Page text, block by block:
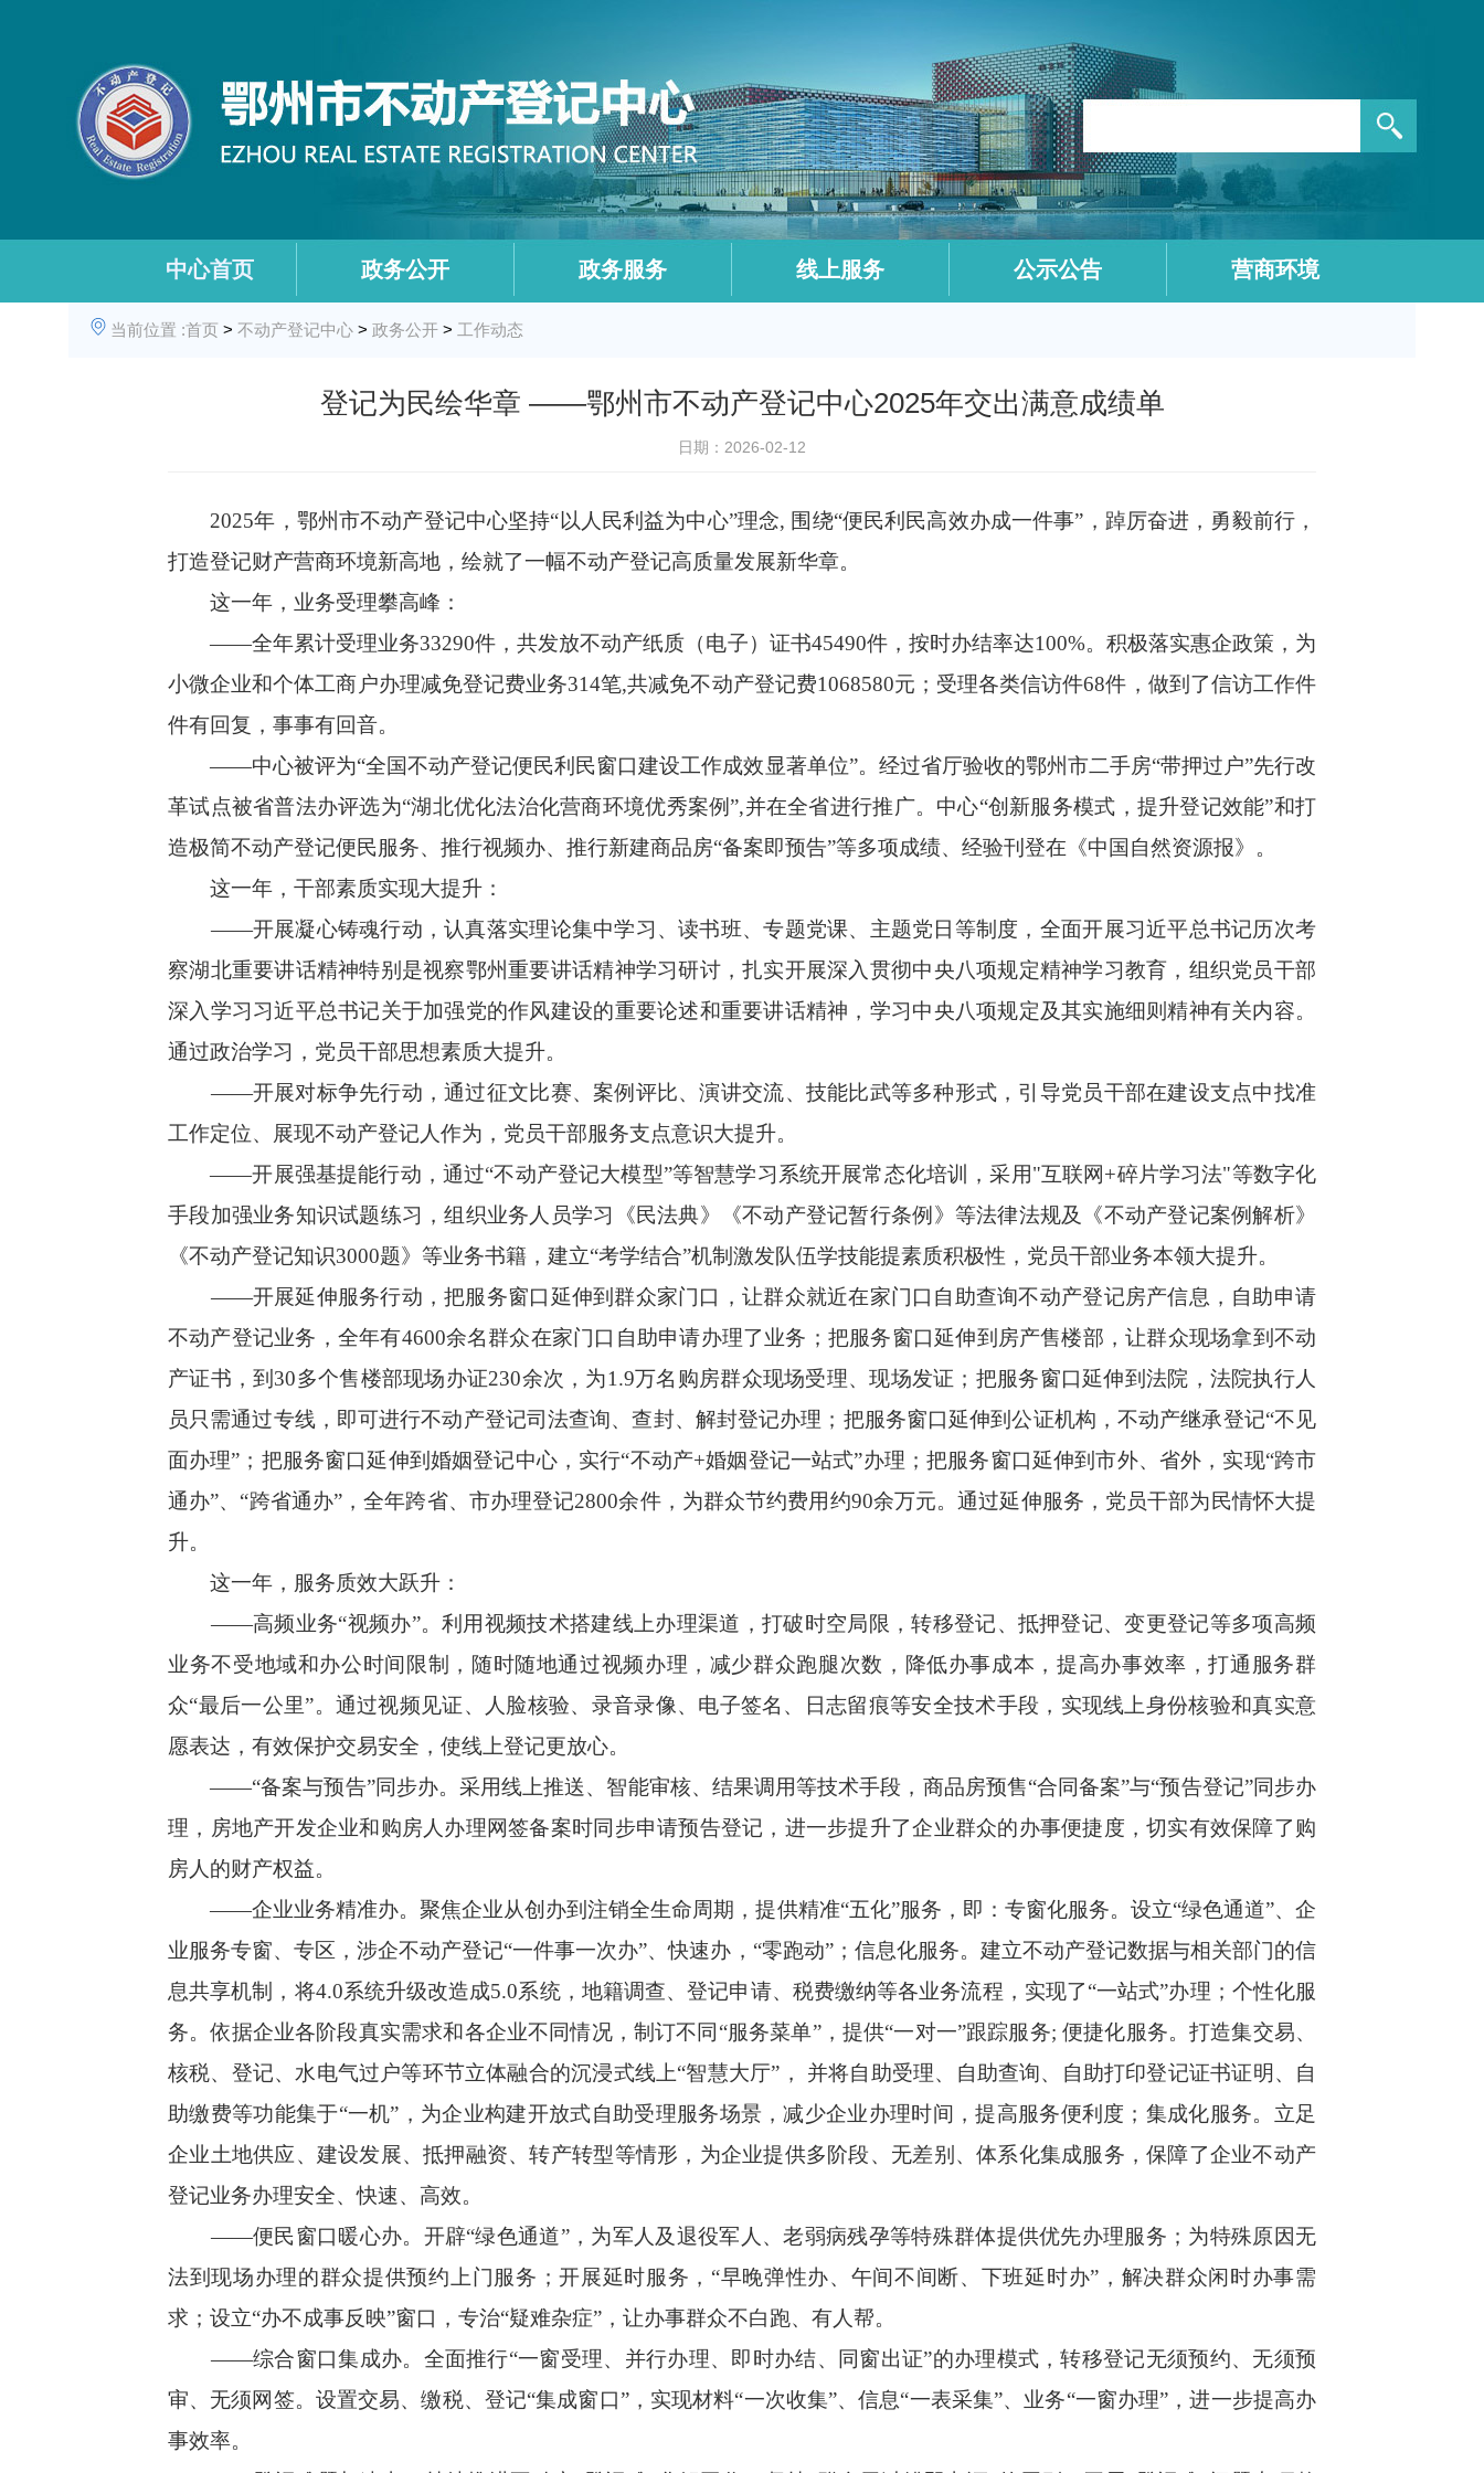
中心首页 政务公开 政务服务 线上服务 公示公告 营商环境
当前位置 :首页 > 不动产登记中心 > 政务公开 > 工作动态
登记为民绘华章 ——鄂州市不动产登记中心2025年交出满意成绩单
日期：2026-02-12
2025年，鄂州市不动产登记中心坚持“以人民利益为中心”理念, 围绕“便民利民高效办成一件事”，踔厉奋进，勇毅前行，
打造登记财产营商环境新高地，绘就了一幅不动产登记高质量发展新华章。
这一年，业务受理攀高峰：
——全年累计受理业务33290件，共发放不动产纸质（电子）证书45490件，按时办结率达100%。积极落实惠企政策，为
小微企业和个体工商户办理减免登记费业务314笔,共减免不动产登记费1068580元；受理各类信访件68件，做到了信访工作件
件有回复，事事有回音。
——中心被评为“全国不动产登记便民利民窗口建设工作成效显著单位”。经过省厅验收的鄂州市二手房“带押过户”先行改
革试点被省普法办评选为“湖北优化法治化营商环境优秀案例”,并在全省进行推广。中心“创新服务模式，提升登记效能”和打
造极简不动产登记便民服务、推行视频办、推行新建商品房“备案即预告”等多项成绩、经验刊登在《中国自然资源报》。
这一年，干部素质实现大提升：
——开展凝心铸魂行动，认真落实理论集中学习、读书班、专题党课、主题党日等制度，全面开展习近平总书记历次考
察湖北重要讲话精神特别是视察鄂州重要讲话精神学习研讨，扎实开展深入贯彻中央八项规定精神学习教育，组织党员干部
深入学习习近平总书记关于加强党的作风建设的重要论述和重要讲话精神，学习中央八项规定及其实施细则精神有关内容。
通过政治学习，党员干部思想素质大提升。
——开展对标争先行动，通过征文比赛、案例评比、演讲交流、技能比武等多种形式，引导党员干部在建设支点中找准
工作定位、展现不动产登记人作为，党员干部服务支点意识大提升。
——开展强基提能行动，通过“不动产登记大模型”等智慧学习系统开展常态化培训，采用"互联网+碎片学习法"等数字化
手段加强业务知识试题练习，组织业务人员学习《民法典》《不动产登记暂行条例》等法律法规及《不动产登记案例解析》
《不动产登记知识3000题》等业务书籍，建立“考学结合”机制激发队伍学技能提素质积极性，党员干部业务本领大提升。‌
——开展延伸服务行动，把服务窗口延伸到群众家门口，让群众就近在家门口自助查询不动产登记房产信息，自助申请
不动产登记业务，全年有4600余名群众在家门口自助申请办理了业务；把服务窗口延伸到房产售楼部，让群众现场拿到不动
产证书，到30多个售楼部现场办证230余次，为1.9万名购房群众现场受理、现场发证；把服务窗口延伸到法院，法院执行人
员只需通过专线，即可进行不动产登记司法查询、查封、解封登记办理；把服务窗口延伸到公证机构，不动产继承登记“不见
面办理”；把服务窗口延伸到婚姻登记中心，实行“不动产+婚姻登记一站式”办理；把服务窗口延伸到市外、省外，实现“跨市
通办”、“跨省通办”，全年跨省、市办理登记2800余件，为群众节约费用约90余万元。通过延伸服务，党员干部为民情怀大提
升。
这一年，服务质效大跃升：
——高频业务“视频办”。利用视频技术搭建线上办理渠道，打破时空局限，转移登记、抵押登记、变更登记等多项高频
业务不受地域和办公时间限制，随时随地通过视频办理，减少群众跑腿次数，降低办事成本，提高办事效率，打通服务群
众“最后一公里”。通过视频见证、人脸核验、录音录像、电子签名、日志留痕等安全技术手段，实现线上身份核验和真实意
愿表达，有效保护交易安全，使线上登记更放心。
——“备案与预告”同步办。采用线上推送、智能审核、结果调用等技术手段，商品房预售“合同备案”与“预告登记”同步办
理，房地产开发企业和购房人办理网签备案时同步申请预告登记，进一步提升了企业群众的办事便捷度，切实有效保障了购
房人的财产权益。
——企业业务精准办。聚焦企业从创办到注销全生命周期，提供精准“五化”服务，即：专窗化服务。设立“绿色通道”、企
业服务专窗、专区，涉企不动产登记“一件事一次办”、快速办，“零跑动”；信息化服务。建立不动产登记数据与相关部门的信
息共享机制，将4.0系统升级改造成5.0系统，地籍调查、登记申请、税费缴纳等各业务流程，实现了“一站式”办理；个性化服
务。依据企业各阶段真实需求和各企业不同情况，制订不同“服务菜单”，提供“一对一”跟踪服务; 便捷化服务。打造集交易、
核税、登记、水电气过户等环节立体融合的沉浸式线上“智慧大厅”， 并将自助受理、自助查询、自助打印登记证书证明、自
助缴费等功能集于“一机”，为企业构建开放式自助受理服务场景，减少企业办理时间，提高服务便利度；集成化服务。立足
企业土地供应、建设发展、抵押融资、转产转型等情形，为企业提供多阶段、无差别、体系化集成服务，保障了企业不动产
登记业务办理安全、快速、高效。
——便民窗口暖心办。开辟“绿色通道”，为军人及退役军人、老弱病残孕等特殊群体提供优先办理服务；为特殊原因无
法到现场办理的群众提供预约上门服务；开展延时服务，“早晚弹性办、午间不间断、下班延时办”，解决群众闲时办事需
求；设立“办不成事反映”窗口，专治“疑难杂症”，让办事群众不白跑、有人帮。
——综合窗口集成办。全面推行“一窗受理、并行办理、即时办结、同窗出证”的办理模式，转移登记无须预约、无须预
审、无须网签。设置交易、缴税、登记“集成窗口”，实现材料“一次收集”、信息“一表采集”、业务“一窗办理”，进一步提高办
事效率。